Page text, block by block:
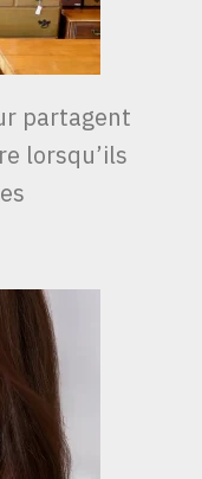
partagent
lorsqu’ils